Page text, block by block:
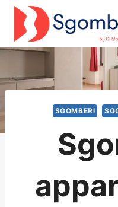
Salta
contenuto
SGOMBERI